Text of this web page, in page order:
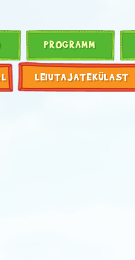
PROGRAMM
LEIUTAJATEKÜLAST